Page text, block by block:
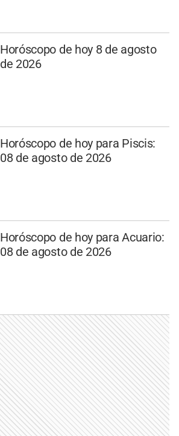
Horóscopo de hoy 8 de agosto
de 2026
Horóscopo de hoy para Piscis:
08 de agosto de 2026
Horóscopo de hoy para Acuario:
08 de agosto de 2026